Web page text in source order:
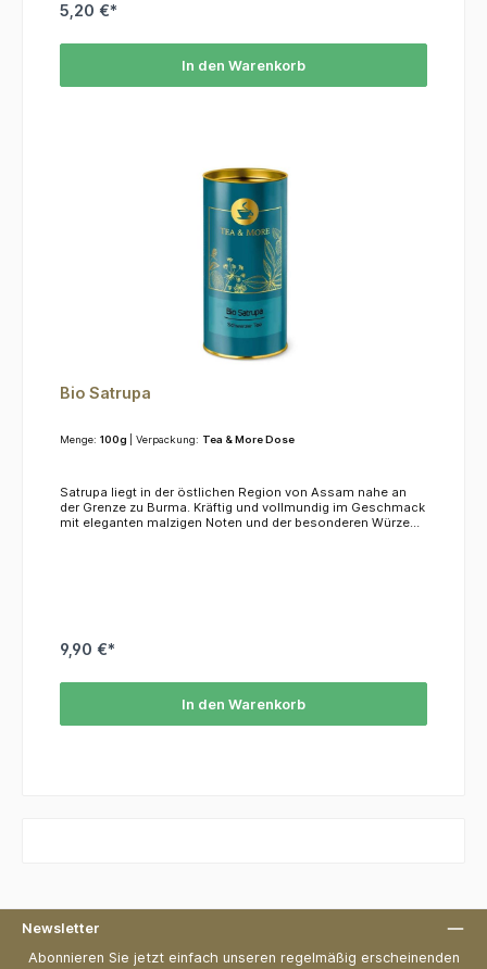
5,20 €*
In den Warenkorb
Bio Satrupa
Menge: 100g | Verpackung: Tea & More Dose
Satrupa liegt in der östlichen Region von Assam nahe an
der Grenze zu Burma. Kräftig und vollmundig im Geschmack
mit eleganten malzigen Noten und der besonderen Würze
9,90 €*
In den Warenkorb
Newsletter
Abonnieren Sie jetzt einfach unseren regelmäßig erscheinenden